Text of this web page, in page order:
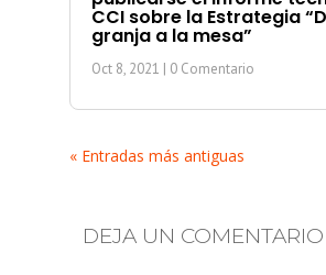
CCI sobre la Estrategia
granja a la mesa”
Oct 8, 2021 | 0 Comentario
« Entradas más antiguas
DEJA UN COMENTARIO